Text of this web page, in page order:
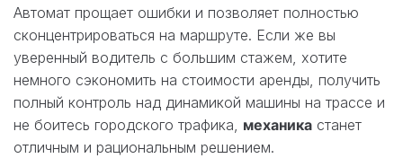
Автомат прощает ошибки и позволяет полностью
сконцентрироваться на маршруте. Если же вы
уверенный водитель с большим стажем, хотите
немного сэкономить на стоимости аренды, получить
полный контроль над динамикой машины на трассе и
не боитесь городского трафика, механика станет
отличным и рациональным решением.